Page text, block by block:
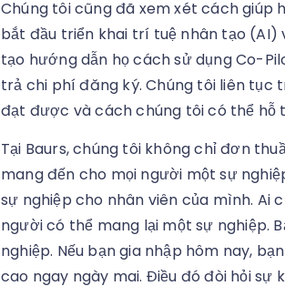
Chúng tôi cũng đã xem xét cách giúp
bắt đầu triển khai trí tuệ nhân tạo
tạo hướng dẫn họ cách sử dụng Co-
trả chi phí đăng ký. Chúng tôi liên tục
đạt được và cách chúng tôi có thể hỗ
Tại Baurs, chúng tôi không chỉ đơn
mang đến cho mọi người một sự
sự nghiệp cho nhân viên của mình. Ai
người có thể mang lại một sự nghiệp.
nghiệp. Nếu bạn gia nhập hôm nay,
cao ngay ngày mai. Điều đó đòi hỏi sự